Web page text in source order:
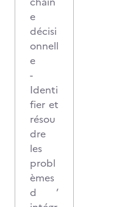
e
décisi
onnell
e
-
Identi
fier et
résou
dre
les
probl
èmes
d ’